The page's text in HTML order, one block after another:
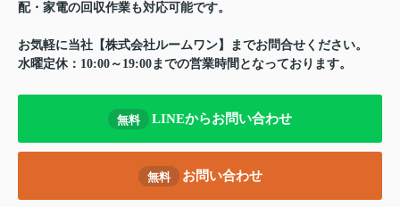
配・家電の回収作業も対応可能です。
お気軽に当社【株式会社ルームワン】までお問合せください。
水曜定休：10:00～19:00までの営業時間となっております。
無料 LINEからお問い合わせ
無料 お問い合わせ